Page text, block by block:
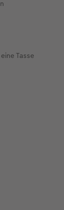
Tasse